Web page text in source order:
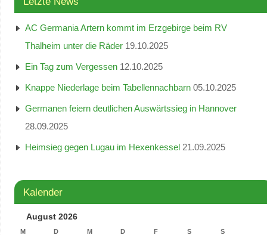
AC Germania Artern kommt im Erzgebirge beim RV
Thalheim unter die Räder 19.10.2025
Ein Tag zum Vergessen 12.10.2025
Knappe Niederlage beim Tabellennachbarn 05.10.2025
Germanen feiern deutlichen Auswärtssieg in Hannover
28.09.2025
Heimsieg gegen Lugau im Hexenkessel 21.09.2025
Kalender
August 2026
M D M D F S S